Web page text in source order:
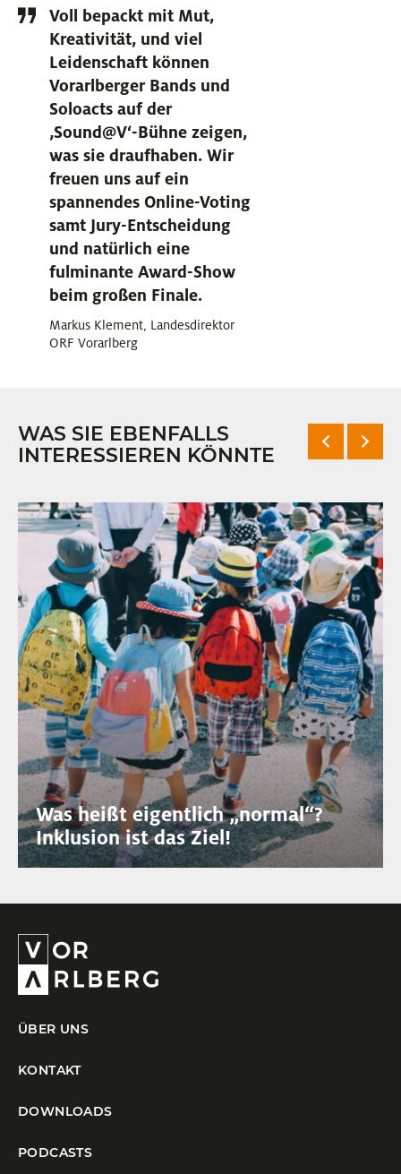
Voll bepackt mit Mut,
Kreativität, und viel
Leidenschaft können
Vorarlberger Bands und
Soloacts auf der
‚Sound@V‘-Bühne zeigen,
was sie draufhaben. Wir
freuen uns auf ein
spannendes Online-Voting
samt Jury-Entscheidung
und natürlich eine
fulminante Award-Show
beim großen Finale.
Markus Klement, Landesdirektor
ORF Vorarlberg
WAS SIE EBENFALLS
INTERESSIEREN KÖNNTE
Was heißt eigentlich „normal“?
Inklusion ist das Ziel!
ÜBER UNS
KONTAKT
DOWNLOADS
PODCASTS